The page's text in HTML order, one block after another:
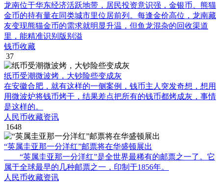
龙南位于华东经济活跃地带，居民投资意识强，金银币、熊猫
金币的持有量在同类城市里位居前列。每逢金价高位，龙南藏
友变现熊猫金币的需求就明显升温，但鱼龙混杂的回收渠道
里，能精准识别版别溢
钱币收藏
37
纸币受潮微波烤，大钞险些变成灰
在安徽合肥，就有这样的一侧案例，钱币主人突发奇想，想用
用微波炉将钱币烤干，结果差点把所有的钱币都烤成灰，事情
是这样的。
人民币收藏资讯
1648
“英属圭亚那一分洋红”邮票将在华盛顿展出
“英属圭亚那一分洋红”是全世界最稀有的邮票之一了。它
属于全球最早的几种邮票之一，印制于1856年。
人民币收藏资讯